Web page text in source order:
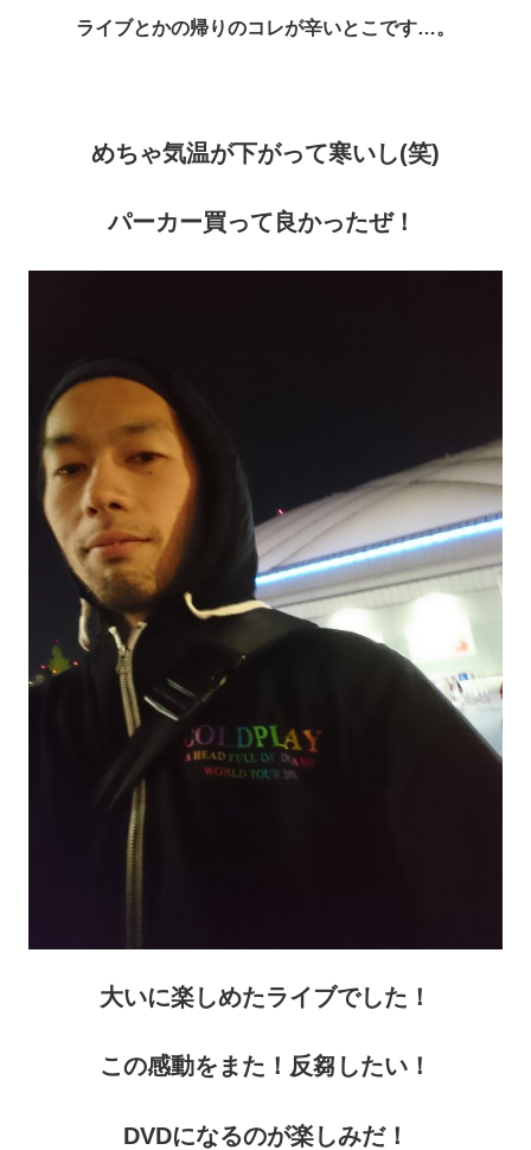
ライブとかの帰りのコレが辛いとこです…。
めちゃ気温が下がって寒いし(笑)
パーカー買って良かったぜ！
大いに楽しめたライブでした！
この感動をまた！反芻したい！
DVDになるのが楽しみだ！